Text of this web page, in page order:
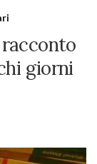
giorni